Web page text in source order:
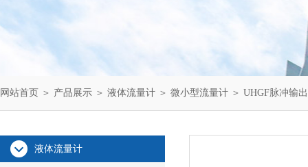
网站首页 ＞ 产品展示 ＞ 液体流量计 ＞ 微小型流量计 ＞ UHGF脉冲输
液体流量计